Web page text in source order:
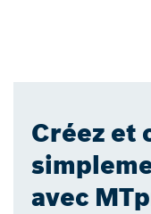
Créez et
avec